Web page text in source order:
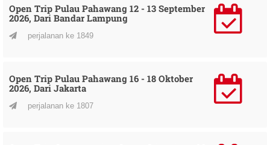
Open Trip Pulau Pahawang 12 - 13 September
2026, Dari Bandar Lampung
perjalanan ke 1849
Open Trip Pulau Pahawang 16 - 18 Oktober
2026, Dari Jakarta
perjalanan ke 1807